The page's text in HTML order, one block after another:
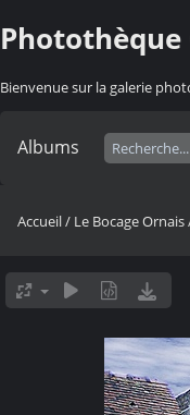
Bienvenue sur la galerie
Albums
Accueil/ Le Bocage Ornais